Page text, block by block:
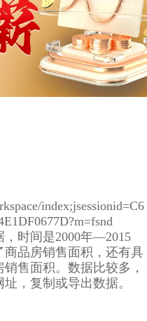
index;jsessionid=C6
时间是2000年—2015
品房销售面积，还有具
售面积。数据比较多，
，复制或导出数据。